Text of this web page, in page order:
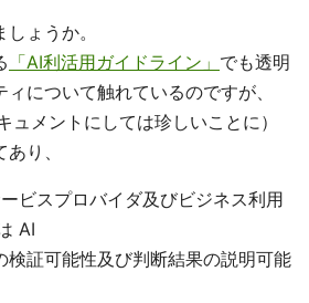
ょうか。
「AI利活用ガイドライン」 でも透明
について触れているのですが、
ュメントにしては珍しいことに）
り、
ビスプロバイダ及びビジネス利用
AI
検証可能性及び判断結果の説明可能